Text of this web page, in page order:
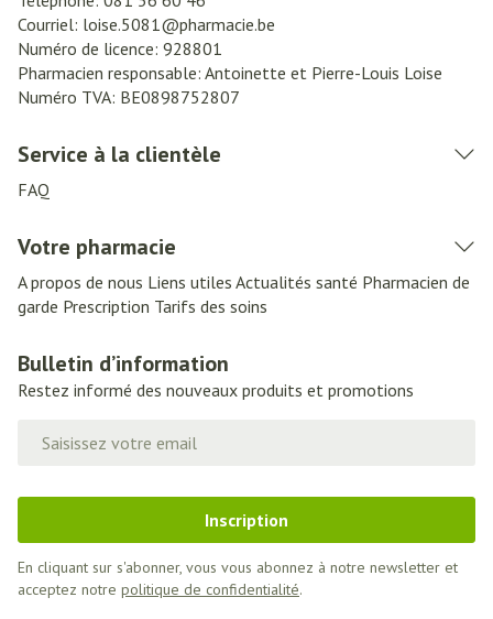
Courriel: loise.5081@pharmacie.be
Numéro de licence: 928801
Pharmacien responsable: Antoinette et Pierre-Louis Loise
Numéro TVA: BE0898752807
Service à la clientèle
FAQ
Votre pharmacie
A propos de nous Liens utiles Actualités santé Pharmacien de
garde Prescription Tarifs des soins
Bulletin d’information
Restez informé des nouveaux produits et promotions
Inscription
En cliquant sur s'abonner, vous vous abonnez à notre newsletter et
acceptez notre politique de confidentialité.